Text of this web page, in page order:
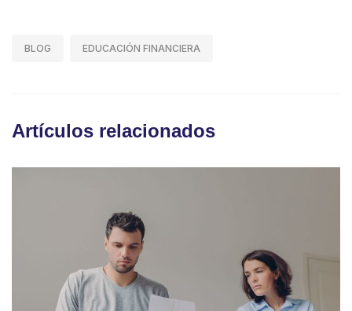
BLOG EDUCACIÓN FINANCIERA
Artículos relacionados